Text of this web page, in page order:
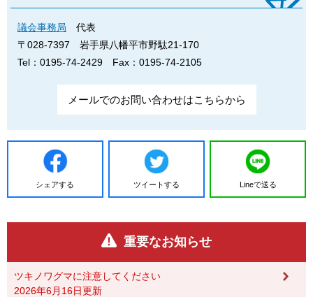
議会事務局
代表
〒028-7397
岩手県八幡平市野駄21-170
Tel：0195-74-2429
Fax：0195-74-2105
メールでのお問い合わせはこちらから
シェアする ツイートする Lineで送る
重要なお知らせ
ツキノワグマに注意してください
2026年6月16日更新